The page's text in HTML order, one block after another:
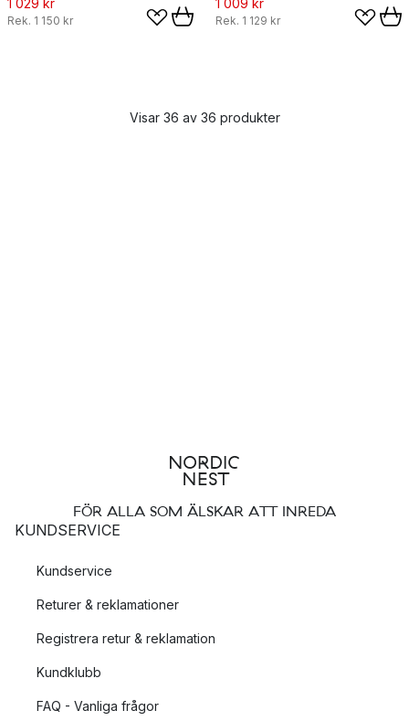
Rek. 1 150 kr Rek. 1 129 kr
Visar 36 av 36 produkter
FÖR ALLA SOM ÄLSKAR ATT INREDA
KUNDSERVICE
Kundservice
Returer & reklamationer
Registrera retur & reklamation
Kundklubb
FAQ - Vanliga frågor